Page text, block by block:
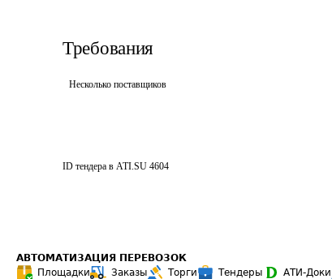
Требования
Несколько поставщиков
ID тендера в ATI.SU 4604
АВТОМАТИЗАЦИЯ ПЕРЕВОЗОК
Площадки
Заказы Торги Тендеры АТИ-Доки